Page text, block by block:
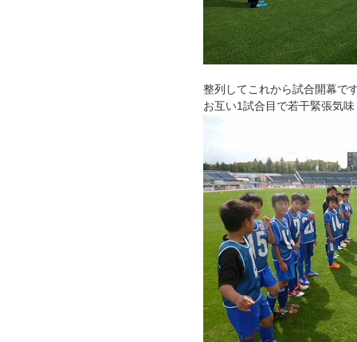
整列してこれから試合開幕で
お互い1試合目で若干緊張気味